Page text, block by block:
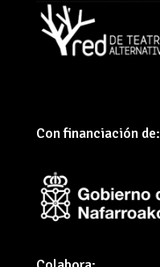
Con financiación de: